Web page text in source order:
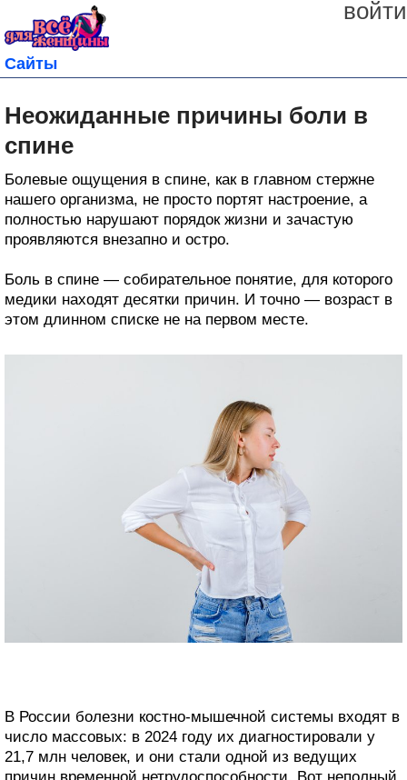
войти
Сайты
Неожиданные причины боли в
спине
Болевые ощущения в спине, как в главном стержне
нашего организма, не просто портят настроение, а
полностью нарушают порядок жизни и зачастую
проявляются внезапно и остро.
Боль в спине — собирательное понятие, для которого
медики находят десятки причин. И точно — возраст в
этом длинном списке не на первом месте.
В России болезни костно-мышечной системы входят в
число массовых: в 2024 году их диагностировали у
21,7 млн человек, и они стали одной из ведущих
причин временной нетрудоспособности. Вот неполный